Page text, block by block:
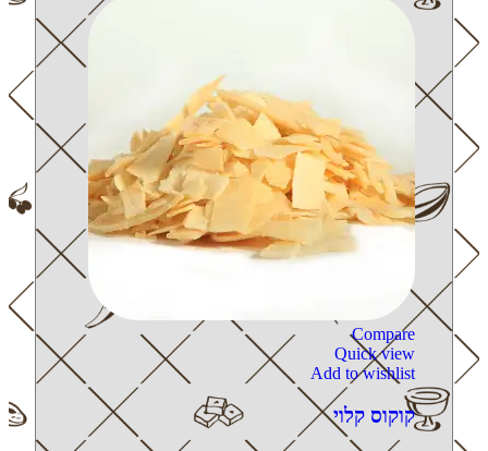
Compare
Quick view
Add to wishlist
קוקוס קלוי